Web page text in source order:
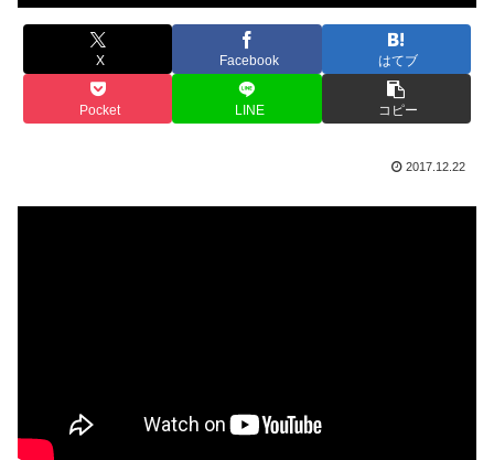
X Facebook はてブ
Pocket LINE コピー
2017.12.22